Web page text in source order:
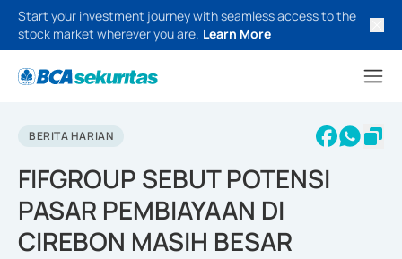
Start your investment journey with seamless access to the
stock market wherever you are. Learn More
BERITA HARIAN
FIFGROUP SEBUT POTENSI
PASAR PEMBIAYAAN DI
CIREBON MASIH BESAR